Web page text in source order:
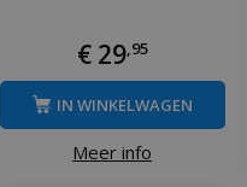
€ 29, 95
Meer info
IN WINKELWAGEN